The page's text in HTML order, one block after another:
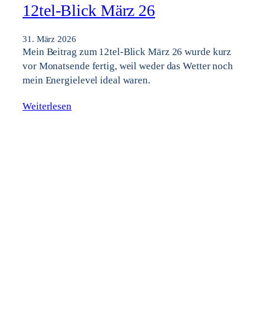
12tel-Blick März 26
31. März 2026
Mein Beitrag zum 12tel-Blick März 26 wurde kurz
vor Monatsende fertig, weil weder das Wetter noch
mein Energielevel ideal waren.
Weiterlesen